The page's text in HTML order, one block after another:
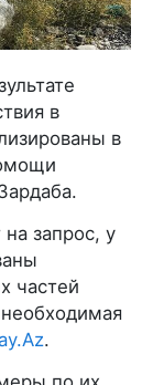
в
в
запрос, у
частей
.